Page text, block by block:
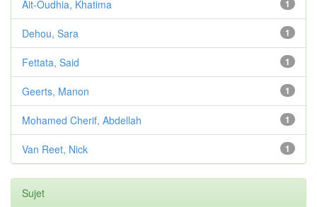
1
Ait-Oudhia, Khatima
1
Dehou, Sara
1
Fettata, Said
1
Geerts, Manon
1
Mohamed Cherif, Abdellah
1
Van Reet, Nick
Sujet